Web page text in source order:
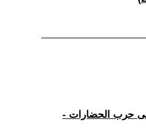
إلى حرب الحضارات -